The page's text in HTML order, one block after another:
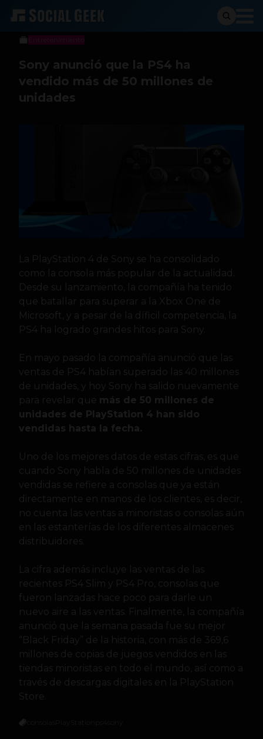
Sergio Ramos
7 de diciembre de 2016
Sony anunció que la PS4 ha
vendido más de 50 millones de
unidades
La PlayStation 4 de Sony se ha consolidado
como la consola más popular de la actualidad.
Desde su lanzamiento, la compañía ha tenido
que batallar para superar a la Xbox One de
Microsoft, y a pesar de la díficil competencia, la
PS4 ha logrado grandes hitos para Sony.
En mayo pasado la compañía anunció que las
ventas de PS4 habían superado las 40 millones
de unidades, y hoy Sony ha salido nuevamente
para revelar que más de 50 millones de
unidades de PlayStation 4 han sido
vendidas hasta la fecha.
Uno de los mejores datos de estas cifras, es que
cuando Sony habla de 50 millones de unidades
vendidas se refiere a consolas que ya están
directamente en manos de los clientes, es decir,
no cuenta las ventas a minoristas o consolas aún
en las estanterías de los diferentes almacenes
distribuidores.
La cifra además incluye las ventas de las
recientes PS4 Slim y PS4 Pro, consolas que
fueron lanzadas hace poco para darle un
nuevo aire a las ventas. Finalmente, la compañía
anunció que la semana pasada fue su mejor
“Black Friday” de la historia, con más de 369,6
millones de copias de juegos vendidos en las
tiendas minoristas en todo el mundo, así como a
través de descargas digitales en la PlayStation
Store.